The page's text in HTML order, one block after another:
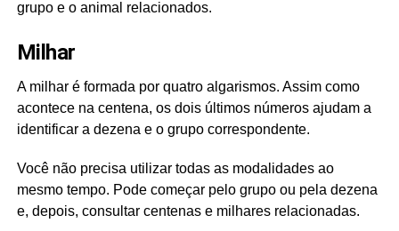
grupo e o animal relacionados.
Milhar
A milhar é formada por quatro algarismos. Assim como
acontece na centena, os dois últimos números ajudam a
identificar a dezena e o grupo correspondente.
Você não precisa utilizar todas as modalidades ao
mesmo tempo. Pode começar pelo grupo ou pela dezena
e, depois, consultar centenas e milhares relacionadas.